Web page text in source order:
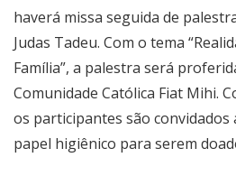
haverá missa seguida de
Judas Tadeu. Com o tema
Família”, a palestra será
Comunidade Católica Fiat Mihi.
os participantes são convidados
papel higiênico para serem